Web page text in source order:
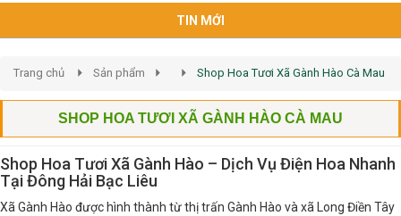
TIN MỚI
Trang chủ Sản phẩm Shop Hoa Tươi Xã Gành Hào Cà Mau
SHOP HOA TƯƠI XÃ GÀNH HÀO CÀ MAU
Shop Hoa Tươi Xã Gành Hào – Dịch Vụ Điện Hoa Nhanh
Tại Đông Hải Bạc Liêu
Xã Gành Hào được hình thành từ thị trấn Gành Hào và xã Long Điền Tây